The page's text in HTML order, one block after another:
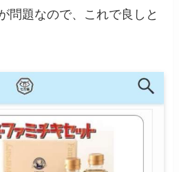
問題なので、これで良しと